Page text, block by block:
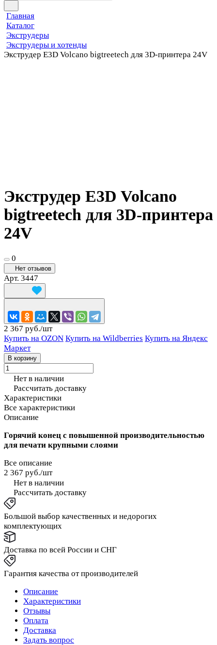
Главная
Каталог
Экструдеры
Экструдеры и хотенды
Экструдер E3D Volcano bigtreetech для 3D-принтера 24V
Экструдер E3D Volcano
bigtreetech для 3D-принтера
24V
0
Нет отзывов
Арт. 3447
2 367 руб./шт
Купить на OZON Купить на Wildberries Купить на Яндекс
Маркет
В корзину
Нет в наличии
Рассчитать доставку
Характеристики
Все характеристики
Описание
Горячий конец с повышенной производительностью
для печати крупными слоями
Все описание
2 367 руб./шт
Нет в наличии
Рассчитать доставку
Большой выбор качественных и недорогих
комплектующих
Доставка по всей России и СНГ
Гарантия качества от производителей
Описание
Характеристики
Отзывы
Оплата
Доставка
Задать вопрос